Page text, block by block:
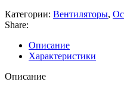
Категории: Вентиляторы,
Share:
Описание
Характеристики
Описание